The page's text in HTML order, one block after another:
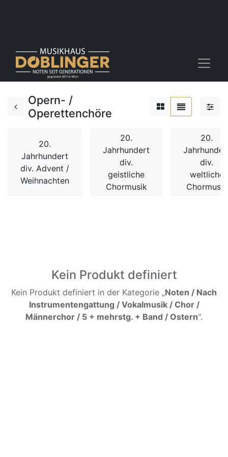
Opern- /
Operettenchöre
20.
Jahrhundert
div. Advent /
Weihnachten
20.
Jahrhundert
div.
geistliche
Chormusik
20.
div.
weltliche
Chormusik
Kein Produkt definiert
Kein Produkt definiert in der Kategorie „Noten / Nach
Instrumentengattung / Vokalmusik / Chor /
Männerchor / 5 + mehrstg. + Band / Ostern".